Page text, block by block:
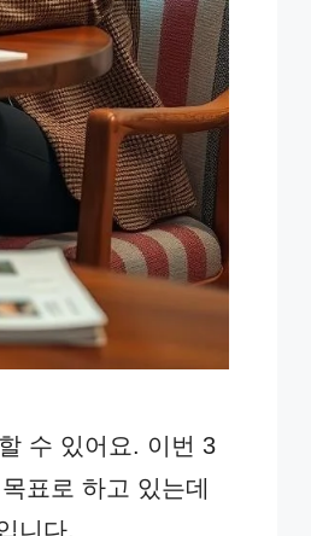
수 있어요. 이번 3
표로 하고 있는데
니다.